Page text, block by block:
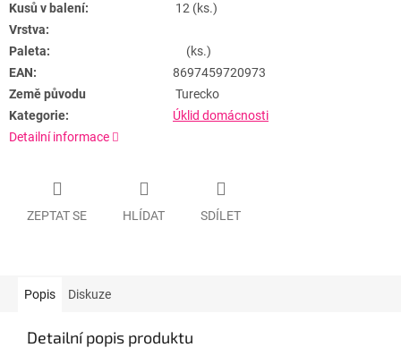
Kusů v balení:
12 (ks.)
Vrstva:
Paleta:
(ks.)
EAN:
8697459720973
Země původu
Turecko
Kategorie:
Úklid domácnosti
Detailní informace
ZEPTAT SE HLÍDAT SDÍLET
Popis Diskuze
Detailní popis produktu